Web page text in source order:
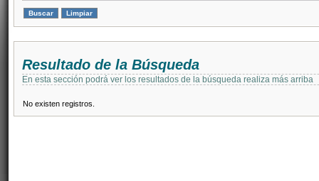
Resultado de la Búsqueda
En esta sección podrá ver los resultados de la búsqueda realiza más arriba
No existen registros.